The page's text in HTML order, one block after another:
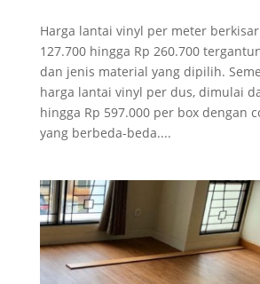
Harga lantai vinyl per meter
127.700 hingga Rp 260.700
dan jenis material yang dipilih.
harga lantai vinyl per dus, dimulai
hingga Rp 597.000 per box dengan
yang berbeda-beda....